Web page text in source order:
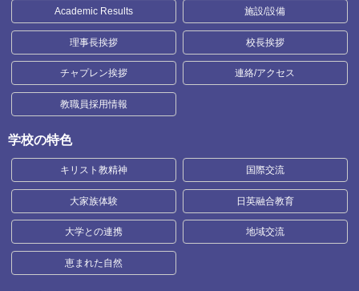
Academic Results 施設/設備
理事長挨拶 校長挨拶
チャプレン挨拶 連絡/アクセス
教職員採用情報
学校の特色
キリスト教精神 国際交流
大家族体験 日英融合教育
大学との連携 地域交流
恵まれた自然